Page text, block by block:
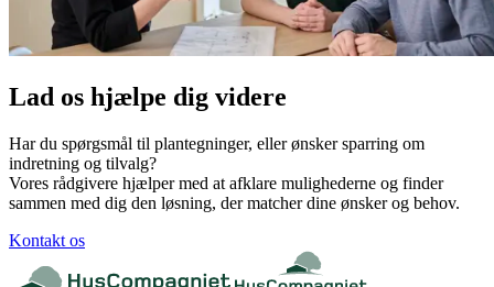
Lad os hjælpe dig videre
Har du spørgsmål til plantegninger, eller ønsker sparring om
indretning og tilvalg?
Vores rådgivere hjælper med at afklare mulighederne og finder
sammen med dig den løsning, der matcher dine ønsker og behov.
Kontakt os